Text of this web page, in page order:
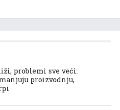
problemi sve veći:
proizvodnju,